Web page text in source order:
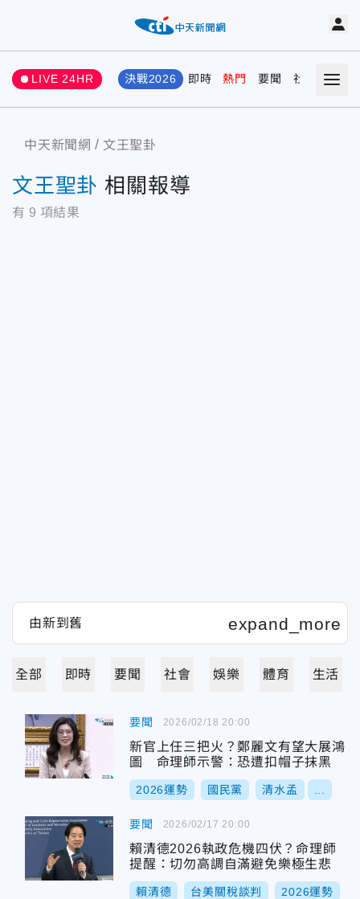
LIVE 24HR 決戰2026 即時 熱門 要聞 社會 娛樂
中天新聞網 文王聖卦
文王聖卦 相關報導
有 9 項結果
全部 即時 要聞 社會 娛樂 體育 生活
要聞
新官上任三把火？鄭麗文有望大展鴻
圖 命理師示警：恐遭扣帽子抹黑
2026運勢 國民黨 清水孟
2026/02/18 20:00
要聞
賴清德2026執政危機四伏？命理師
提醒：切勿高調自滿避免樂極生悲
賴清德 台美關稅談判 2026運勢
2026/02/17 20:00